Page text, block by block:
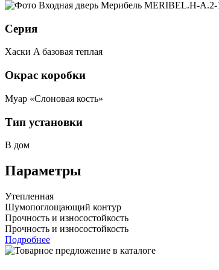
Серия
Хаски A базовая теплая
Окрас коробки
Муар «Слоновая кость»
Тип установки
В дом
Параметры
Утепленная
Шумопоглощающий контур
Прочность и износостойкость
Прочность и износостойкость
Подробнее